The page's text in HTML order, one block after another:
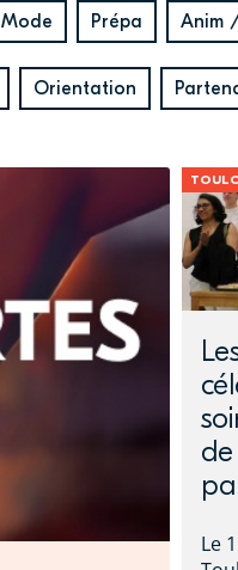
Mode Prépa Anim
Orientation
Le